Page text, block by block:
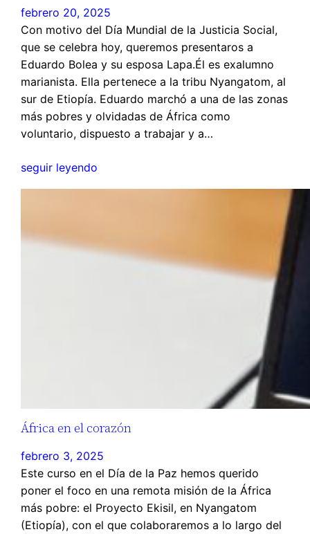
febrero 20, 2025
Con motivo del Día Mundial de la Justicia Social,
que se celebra hoy, queremos presentaros a
Eduardo Bolea y su esposa Lapa.Él es exalumno
marianista. Ella pertenece a la tribu Nyangatom, al
sur de Etiopía. Eduardo marchó a una de las zonas
más pobres y olvidadas de África como
voluntario, dispuesto a trabajar y a…
seguir leyendo
África en el corazón
febrero 3, 2025
Este curso en el Día de la Paz hemos querido
poner el foco en una remota misión de la África
más pobre: el Proyecto Ekisil, en Nyangatom
(Etiopía), con el que colaboraremos a lo largo del